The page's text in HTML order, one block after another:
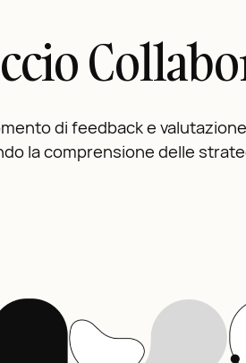
di feedback e
la comprensione delle